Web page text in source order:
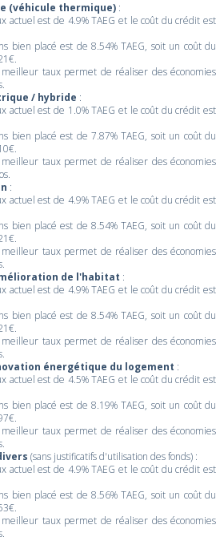
(véhicule thermique) :
actuel est de 4.9% TAEG et le coût du crédit est
bien placé est de 8.54% TAEG, soit un coût du
taux permet de réaliser des économies
/ hybride :
actuel est de 1.0% TAEG et le coût du crédit est
bien placé est de 7.87% TAEG, soit un coût du
taux permet de réaliser des économies
:
actuel est de 4.9% TAEG et le coût du crédit est
bien placé est de 8.54% TAEG, soit un coût du
taux permet de réaliser des économies
de l'habitat :
actuel est de 4.9% TAEG et le coût du crédit est
bien placé est de 8.54% TAEG, soit un coût du
taux permet de réaliser des économies
énergétique du logement :
actuel est de 4.5% TAEG et le coût du crédit est
bien placé est de 8.19% TAEG, soit un coût du
taux permet de réaliser des économies
(sans justificatifs d'utilisation des fonds) :
actuel est de 4.9% TAEG et le coût du crédit est
bien placé est de 8.56% TAEG, soit un coût du
taux permet de réaliser des économies